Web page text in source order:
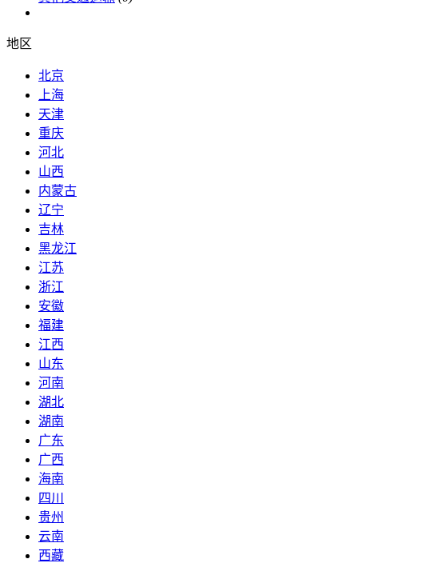
地区
北京
上海
天津
重庆
河北
山西
内蒙古
辽宁
吉林
黑龙江
江苏
浙江
安徽
福建
江西
山东
河南
湖北
湖南
广东
广西
海南
四川
贵州
云南
西藏